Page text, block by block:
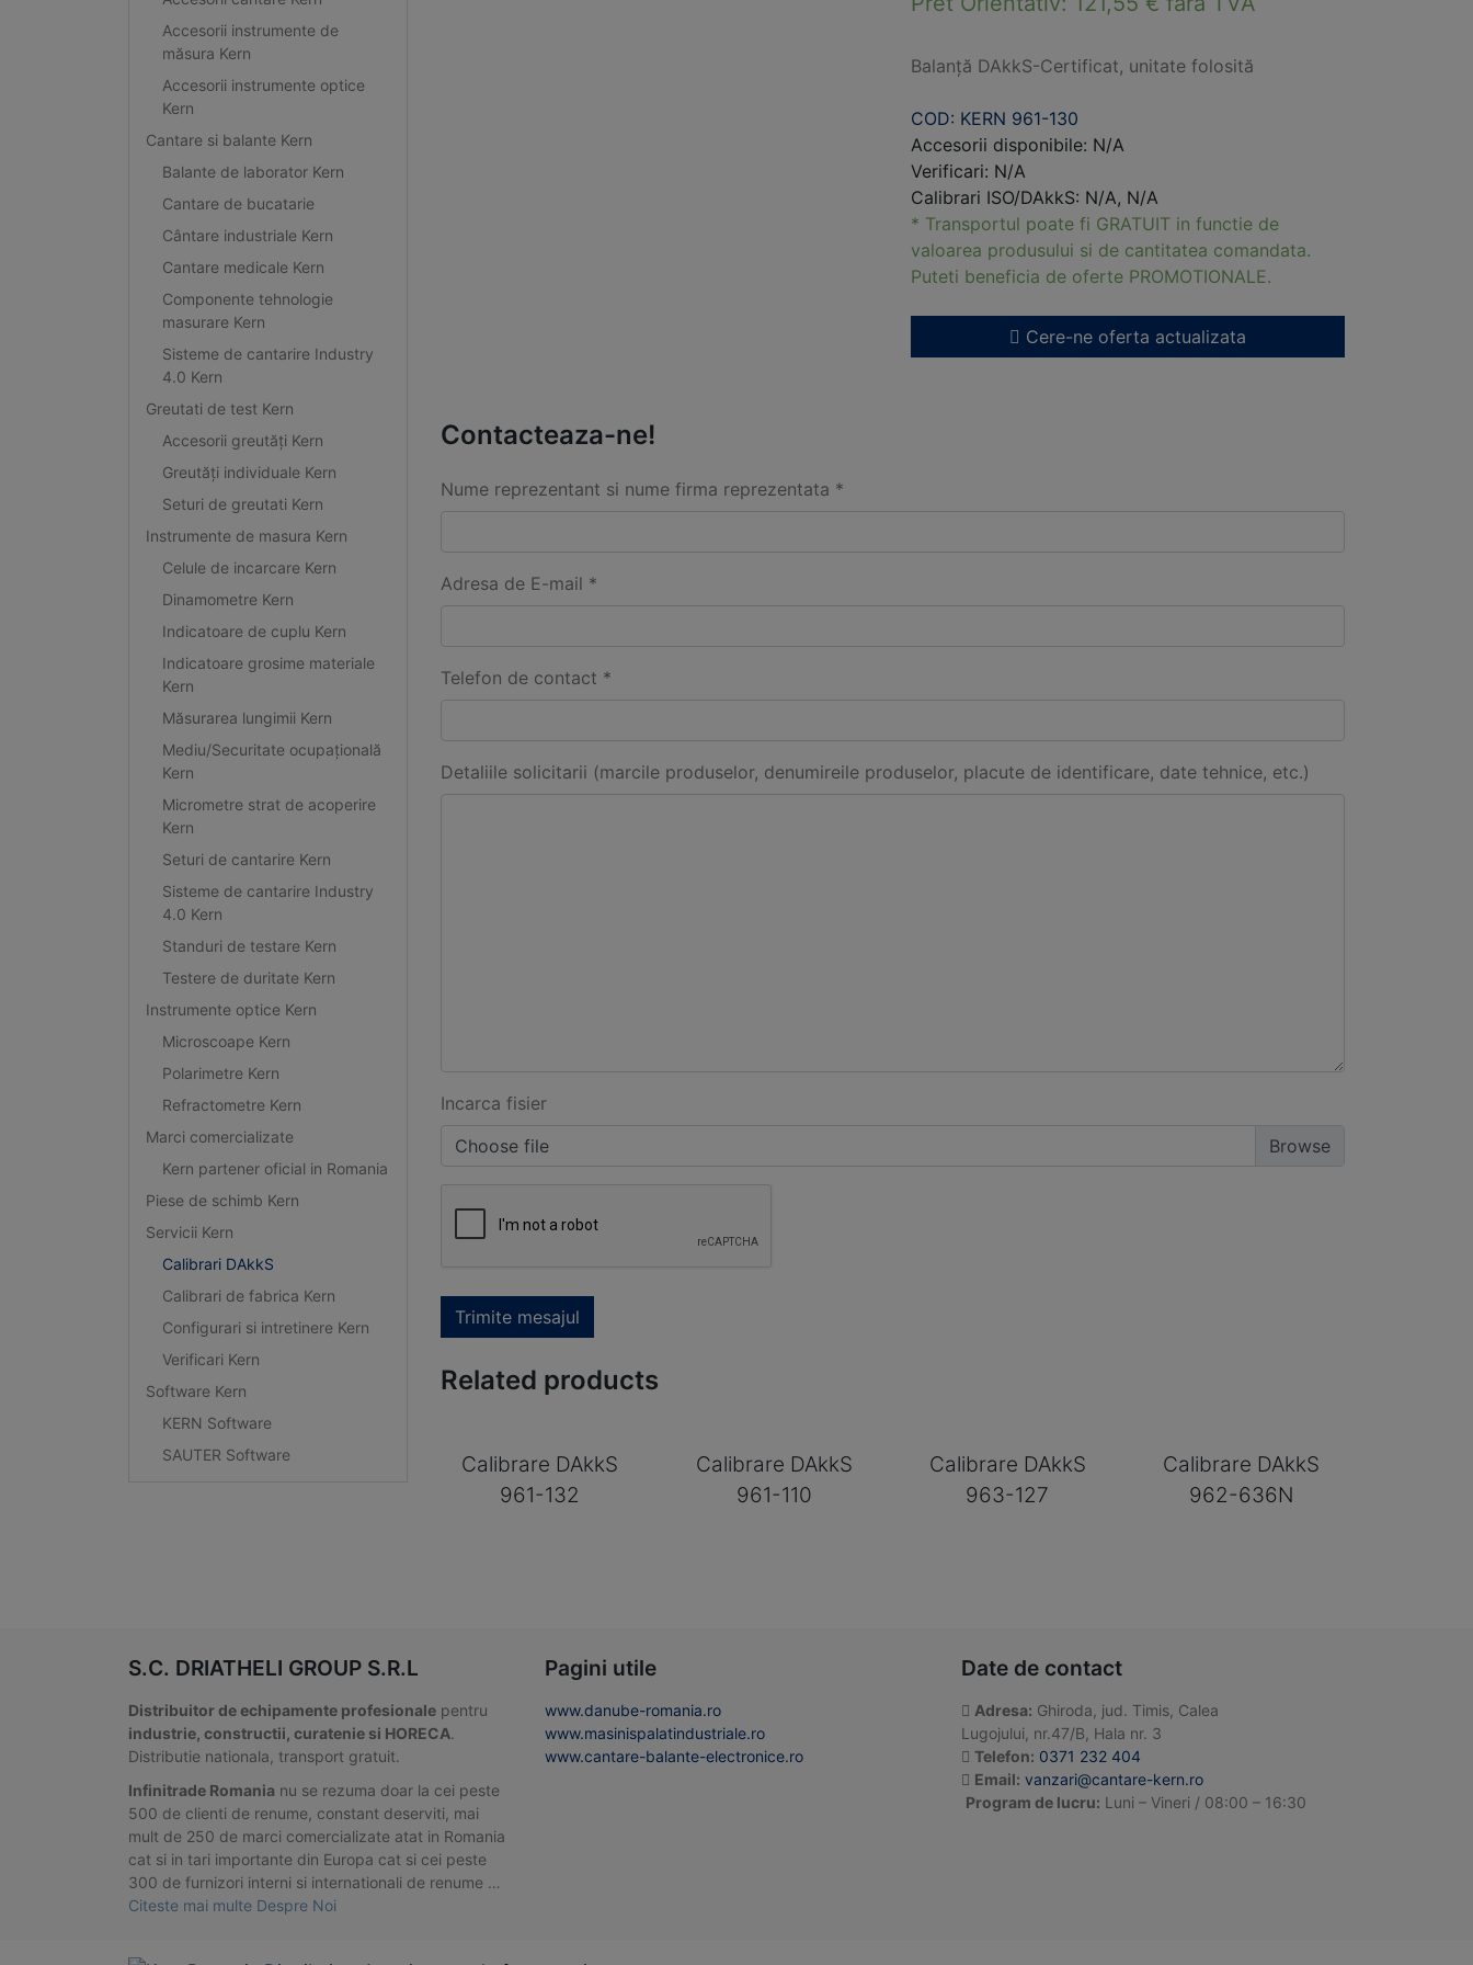
Accesorii instrumente de
măsura Kern
Accesorii instrumente optice
Kern
Cantare si balante Kern
Balante de laborator Kern
Cantare de bucatarie
Cântare industriale Kern
Cantare medicale Kern
Componente tehnologie
masurare Kern
Sisteme de cantarire Industry
4.0 Kern
Greutati de test Kern
Accesorii greutăți Kern
Greutăți individuale Kern
Seturi de greutati Kern
Instrumente de masura Kern
Celule de incarcare Kern
Dinamometre Kern
Indicatoare de cuplu Kern
Indicatoare grosime materiale
Kern
Măsurarea lungimii Kern
Mediu/Securitate ocupațională
Kern
Micrometre strat de acoperire
Kern
Seturi de cantarire Kern
Sisteme de cantarire Industry
4.0 Kern
Standuri de testare Kern
Testere de duritate Kern
Instrumente optice Kern
Microscoape Kern
Polarimetre Kern
Refractometre Kern
Marci comercializate
Kern partener oficial in Romania
Piese de schimb Kern
Servicii Kern
Calibrari DAkkS
Calibrari de fabrica Kern
Configurari si intretinere Kern
Verificari Kern
Software Kern
KERN Software
SAUTER Software
Balanță DAkkS-Certificat, unitate folosită
COD: KERN 961-130
Accesorii disponibile: N/A
Verificari: N/A
Calibrari ISO/DAkkS: N/A, N/A
* Transportul poate fi GRATUIT in functie de
valoarea produsului si de cantitatea comandata.
Puteti beneficia de oferte PROMOTIONALE.
Cere-ne oferta actualizata
Contacteaza-ne!
Nume reprezentant si nume firma reprezentata *
Adresa de E-mail *
Telefon de contact *
Detaliile solicitarii (marcile produselor, denumireile produselor, placute de identificare, date tehnice, etc.)
Incarca fisier
Choose file
Trimite mesajul
Related products
Calibrare DAkkS
961-132
Calibrare DAkkS
961-110
Calibrare DAkkS
963-127
Calibrare DAkkS
962-636N
S.C. DRIATHELI GROUP S.R.L
Distribuitor de echipamente profesionale pentru
industrie, constructii, curatenie si HORECA.
Distributie nationala, transport gratuit.
Infinitrade Romania nu se rezuma doar la cei peste
500 de clienti de renume, constant deserviti, mai
mult de 250 de marci comercializate atat in Romania
cat si in tari importante din Europa cat si cei peste
300 de furnizori interni si internationali de renume …
Citeste mai multe Despre Noi
Pagini utile
www.danube-romania.ro
www.masinispalatindustriale.ro
www.cantare-balante-electronice.ro
Date de contact
Adresa: Ghiroda, jud. Timis, Calea
Lugojului, nr.47/B, Hala nr. 3
Telefon: 0371 232 404
Email: vanzari@cantare-kern.ro
Program de lucru: Luni – Vineri / 08:00 – 16:30